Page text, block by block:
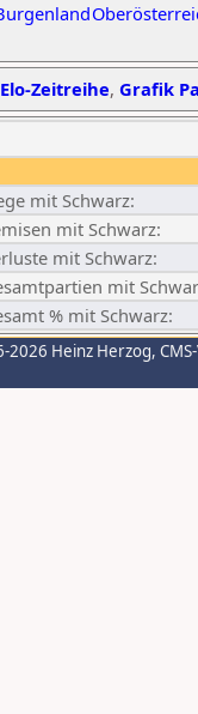
Zeitreihe, Grafik
mit Schwarz:
mit Schwarz:
mit Schwarz:
mit
% mit Schwarz:
2026 Heinz Herzog,